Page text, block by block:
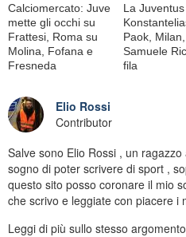
Calciomercato: Juve
mette gli occhi su
Frattesi, Roma su
Molina, Fofana e
Fresneda
La
Paok,
Samuele
fila
Elio Rossi
Contributor
Salve sono Elio Rossi , un
sogno di poter scrivere di sport ,
questo sito posso coronare il mio
che scrivo e leggiate con piacere i
Leggi di più sullo stesso